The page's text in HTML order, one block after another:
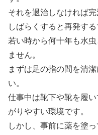
それを退治しなければ
しばらくすると再発する
若い時から何十年も水
ません。
まずは足の指の間を清
い。
仕事中は靴下や靴を履
がりやすい環境です。
しかし、事前に薬を塗